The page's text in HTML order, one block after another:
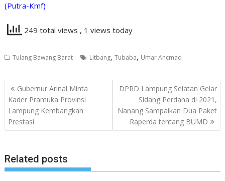
(Putra-Kmf)
249 total views , 1 views today
Tulang Bawang Barat Litbang,Tubaba, Umar Ahcmad
Navigasi
pos
Gubernur Arinal Minta
Kader Pramuka Provinsi
Lampung Kembangkan
Prestasi
DPRD Lampung Selatan Gelar
Sidang Perdana di 2021,
Nanang Sampaikan Dua Paket
Raperda tentang BUMD
Related posts